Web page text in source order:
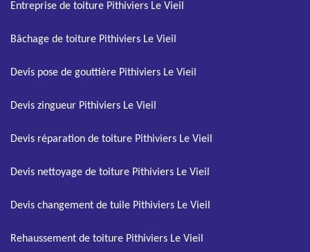
Entreprise de toiture Pithiviers Le Vieil
Bâchage de toiture Pithiviers Le Vieil
Devis pose de gouttière Pithiviers Le Vieil
Devis zingueur Pithiviers Le Vieil
Devis réparation de toiture Pithiviers Le Vieil
Devis nettoyage de toiture Pithiviers Le Vieil
Devis changement de tuile Pithiviers Le Vieil
Rehaussement de toiture Pithiviers Le Vieil